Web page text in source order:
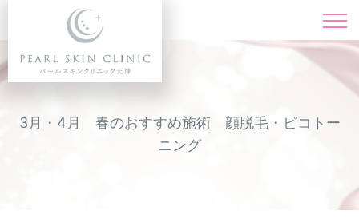
Price
ドクター紹介
3月・4月 春のおすすめ施術 顔脱毛・ピコトー
ニング